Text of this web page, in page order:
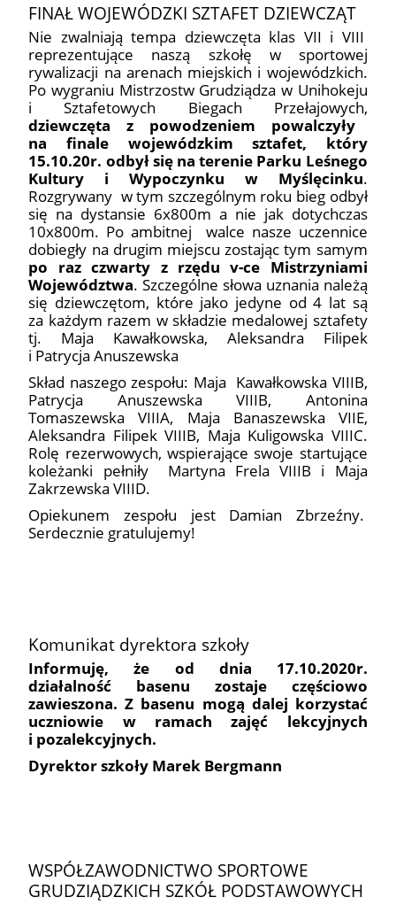
FINAŁ WOJEWÓDZKI SZTAFET DZIEWCZĄT
Nie zwalniają tempa dziewczęta klas VII i VIII
reprezentujące naszą szkołę w sportowej
rywalizacji na arenach miejskich i wojewódzkich.
Po wygraniu Mistrzostw Grudziądza w Unihokeju
i Sztafetowych Biegach Przełajowych,
dziewczęta z powodzeniem powalczyły
na finale wojewódzkim sztafet, który
15.10.20r. odbył się na terenie Parku Leśnego
Kultury i Wypoczynku w Myślęcinku.
Rozgrywany w tym szczególnym roku bieg odbył
się na dystansie 6x800m a nie jak dotychczas
10x800m. Po ambitnej walce nasze uczennice
dobiegły na drugim miejscu zostając tym samym
po raz czwarty z rzędu v-ce Mistrzyniami
Województwa. Szczególne słowa uznania należą
się dziewczętom, które jako jedyne od 4 lat są
za każdym razem w składzie medalowej sztafety
tj. Maja Kawałkowska, Aleksandra Filipek
i Patrycja Anuszewska
Skład naszego zespołu: Maja Kawałkowska VIIIB,
Patrycja Anuszewska VIIIB, Antonina
Tomaszewska VIIIA, Maja Banaszewska VIIE,
Aleksandra Filipek VIIIB, Maja Kuligowska VIIIC.
Rolę rezerwowych, wspierające swoje startujące
koleżanki pełniły Martyna Frela VIIIB i Maja
Zakrzewska VIIID.
Opiekunem zespołu jest Damian Zbrzeźny.
Serdecznie gratulujemy!
Komunikat dyrektora szkoły
Informuję, że od dnia 17.10.2020r.
działalność basenu zostaje częściowo
zawieszona. Z basenu mogą dalej korzystać
uczniowie w ramach zajęć lekcyjnych
i pozalekcyjnych.
Dyrektor szkoły Marek Bergmann
WSPÓŁZAWODNICTWO SPORTOWE
GRUDZIĄDZKICH SZKÓŁ PODSTAWOWYCH